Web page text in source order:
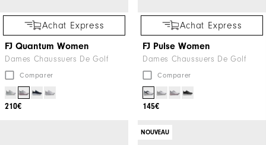
Achat Express
FJ Quantum Women
Dames Chaussuers De Golf
Comparer
210€
Achat Express
FJ Pulse Women
Dames Chaussuers De Golf
Comparer
145€
NOUVEAU